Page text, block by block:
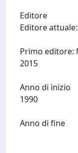
Editore
Editore
Primo editore:
Anno di inizio
Anno di fine